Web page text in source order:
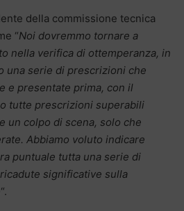
della commissione tecnica
“Noi dovremmo tornare a
nella verifica di ottemperanza, in
una serie di prescrizioni che
e presentate prima, con il
tutte prescrizioni superabili
un colpo di scena, solo che
Abbiamo voluto indicare
puntuale tutta una serie di
significative sulla
“.